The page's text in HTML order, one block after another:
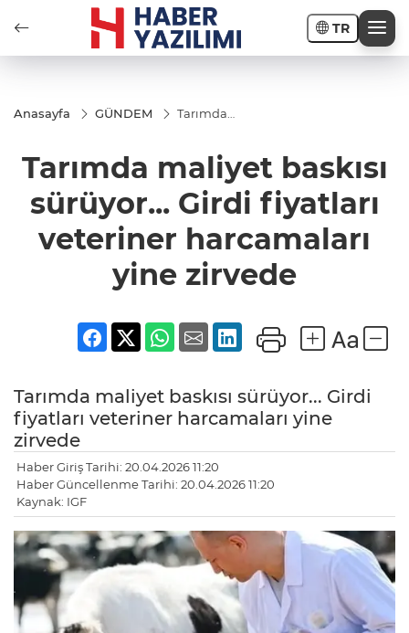
TR
Anasayfa GÜNDEM
Tarımda
sürüyor...
Girdi
veteriner
harcamaları
yine zirvede
Tarımda maliyet baskısı
sürüyor... Girdi fiyatları
veteriner harcamaları
yine zirvede
Tarımda maliyet baskısı sürüyor... Girdi
fiyatları veteriner harcamaları yine
zirvede
Haber Giriş Tarihi: 20.04.2026 11:20
Haber Güncellenme Tarihi: 20.04.2026 11:20
Kaynak: IGF